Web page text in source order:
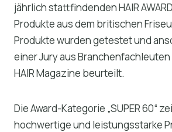
jährlich stattfindenden HAIR
Produkte aus dem britischen
Produkte wurden getestet und
einer Jury aus
HAIR Magazine beurteilt.
Die Award-Kategorie „SUPER 60“
hochwertige und leistungsstarke